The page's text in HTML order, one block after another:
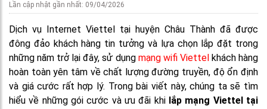
Lần cập nhật gần nhất: 09/04/2026
Dịch vụ Internet Viettel tại huyện Châu Thành đã được
đông đảo khách hàng tin tưởng và lựa chọn lắp đặt trong
những năm trở lại đây, sử dụng mạng wifi Viettel khách hàng
hoàn toàn yên tâm về chất lượng đường truyền, độ ổn định
và giá cước rất hợp lý. Trong bài viết này, chúng ta sẽ tìm
hiểu về những gói cước và ưu đãi khilắp mạng Viettel tại